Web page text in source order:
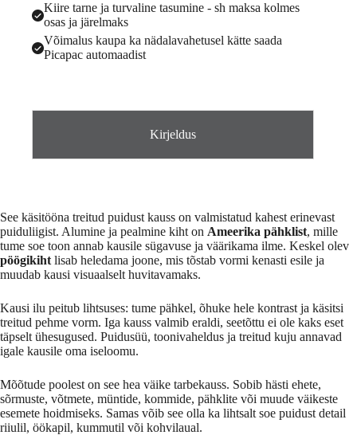
Kiire tarne ja turvaline tasumine - sh maksa kolmes
osas ja järelmaks
Võimalus kaupa ka nädalavahetusel kätte saada
Picapac automaadist
Kirjeldus
See käsitööna treitud puidust kauss on valmistatud kahest erinevast
puiduliigist. Alumine ja pealmine kiht on Ameerika pähklist, mille
tume soe toon annab kausile sügavuse ja väärikama ilme. Keskel olev
pöögikiht lisab heledama joone, mis tõstab vormi kenasti esile ja
muudab kausi visuaalselt huvitavamaks.
Kausi ilu peitub lihtsuses: tume pähkel, õhuke hele kontrast ja käsitsi
treitud pehme vorm. Iga kauss valmib eraldi, seetõttu ei ole kaks eset
täpselt ühesugused. Puidusüü, toonivaheldus ja treitud kuju annavad
igale kausile oma iseloomu.
Mõõtude poolest on see hea väike tarbekauss. Sobib hästi ehete,
sõrmuste, võtmete, müntide, kommide, pähklite või muude väikeste
esemete hoidmiseks. Samas võib see olla ka lihtsalt soe puidust detail
riiulil, öökapil, kummutil või kohvilaual.